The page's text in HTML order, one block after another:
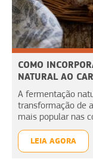
COMO
NATURAL AO
A fermentação
transformação de
mais popular nas
LEIA AGORA